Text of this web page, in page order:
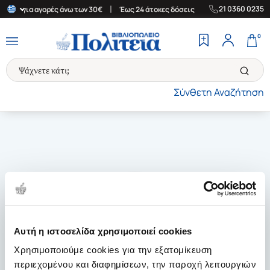
Αυτή η ιστοσελίδα χρησιμοποιεί cookies
Χρησιμοποιούμε cookies για την εξατομίκευση
περιεχομένου και διαφημίσεων, την παροχή λειτουργιών
για αγορές άνω των 30€ | Έως 24 άτοκες δόσεις | Δωρεάν
21 0360 0235
Σύνθετη Αναζήτηση
0